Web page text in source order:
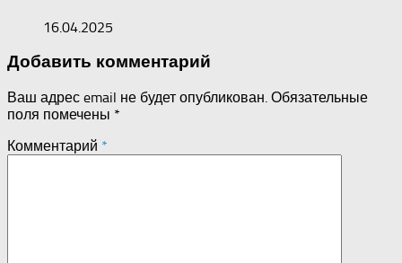
16.04.2025
Добавить комментарий
Ваш адрес email не будет опубликован. Обязательные
поля помечены *
Комментарий *